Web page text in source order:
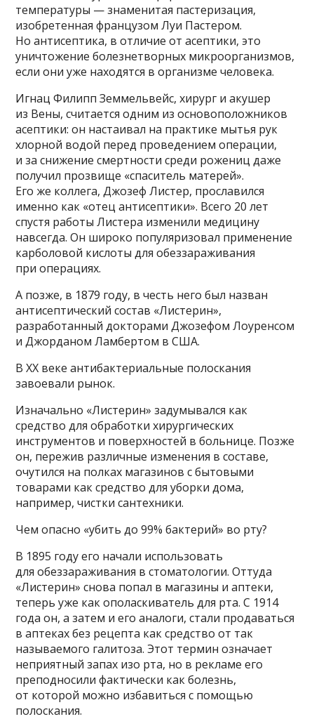
температуры — знаменитая пастеризация,
изобретенная французом Луи Пастером.
Но антисептика, в отличие от асептики, это
уничтожение болезнетворных микроорганизмов,
если они уже находятся в организме человека.
Игнац Филипп Земмельвейс, хирург и акушер
из Вены, считается одним из основоположников
асептики: он настаивал на практике мытья рук
хлорной водой перед проведением операции,
и за снижение смертности среди рожениц даже
получил прозвище «спаситель матерей».
Его же коллега, Джозеф Листер, прославился
именно как «отец антисептики». Всего 20 лет
спустя работы Листера изменили медицину
навсегда. Он широко популяризовал применение
карболовой кислоты для обеззараживания
при операциях.
А позже, в 1879 году, в честь него был назван
антисептический состав «Листерин»,
разработанный докторами Джозефом Лоуренсом
и Джорданом Ламбертом в США.
В XX веке антибактериальные полоскания
завоевали рынок.
Изначально «Листерин» задумывался как
средство для обработки хирургических
инструментов и поверхностей в больнице. Позже
он, пережив различные изменения в составе,
очутился на полках магазинов с бытовыми
товарами как средство для уборки дома,
например, чистки сантехники.
Чем опасно «убить до 99% бактерий» во рту?
В 1895 году его начали использовать
для обеззараживания в стоматологии. Оттуда
«Листерин» снова попал в магазины и аптеки,
теперь уже как ополаскиватель для рта. С 1914
года он, а затем и его аналоги, стали продаваться
в аптеках без рецепта как средство от так
называемого галитоза. Этот термин означает
неприятный запах изо рта, но в рекламе его
преподносили фактически как болезнь,
от которой можно избавиться с помощью
полоскания.